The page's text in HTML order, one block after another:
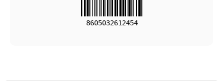
8605032612454